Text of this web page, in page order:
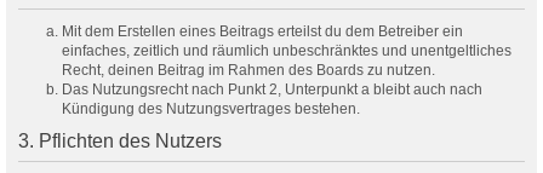
Mit dem Erstellen eines Beitrags erteilst du dem Betreiber ein
einfaches, zeitlich und räumlich unbeschränktes und unentgeltliches
Recht, deinen Beitrag im Rahmen des Boards zu nutzen.
Das Nutzungsrecht nach Punkt 2, Unterpunkt a bleibt auch nach
Kündigung des Nutzungsvertrages bestehen.
3. Pflichten des Nutzers